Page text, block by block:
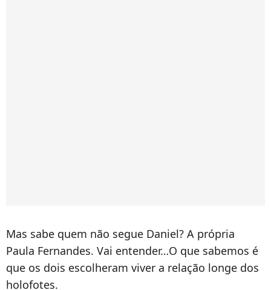
Mas sabe quem não segue Daniel? A própria
Paula Fernandes. Vai entender…O que sabemos é
que os dois escolheram viver a relação longe dos
holofotes.